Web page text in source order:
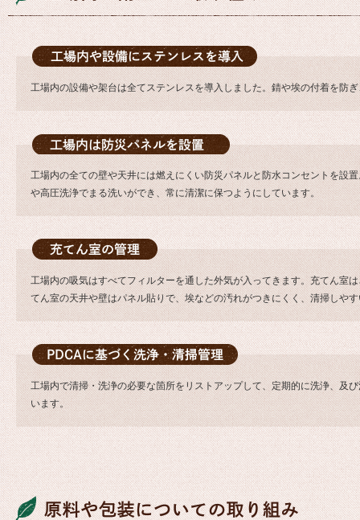
工場内の設備や架台は全てステンレスを導入しました。錆や埃の付着を防
工場内の全ての壁や天井には燃えにくい防災パネルと防水コンセントを設
や高圧洗浄でまる洗いができ、常に清潔に保つようにしています。
工場内の吸気はすべてフィルターを通した外気が入ってきます。充てん室
てん室の天井や壁はパネル貼りで、埃などの汚れがつきにくく、清掃しや
工場内で清掃・洗浄の必要な箇所をリストアップして、定期的に洗浄、及
います。